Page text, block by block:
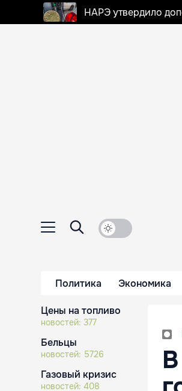
НАРЭ утвердило
Политика Экономика
Цены на топливо
новостей: 377
Бельцы
новостей: 5726
Газовый кризис
новостей: 408